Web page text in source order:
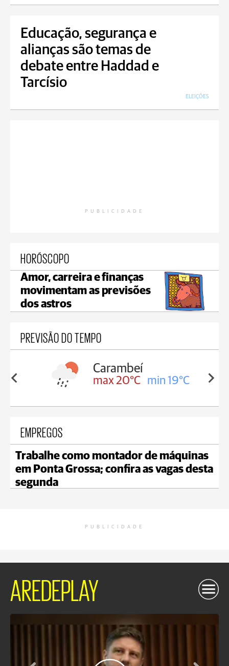
Educação, segurança e
alianças são temas de
debate entre Haddad e
Tarcísio
ELEIÇÕES
PUBLICIDADE
HORÓSCOPO
Amor, carreira e finanças
movimentam as previsões
dos astros
PREVISÃO DO TEMPO
19°C
Jaguariaíva
max 18°C min 18°C
EMPREGOS
Trabalhe como montador de máquinas
em Ponta Grossa; confira as vagas desta
segunda
PUBLICIDADE
AREDEPLAY